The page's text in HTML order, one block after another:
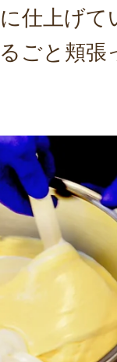
に仕上げて
ごと頬張